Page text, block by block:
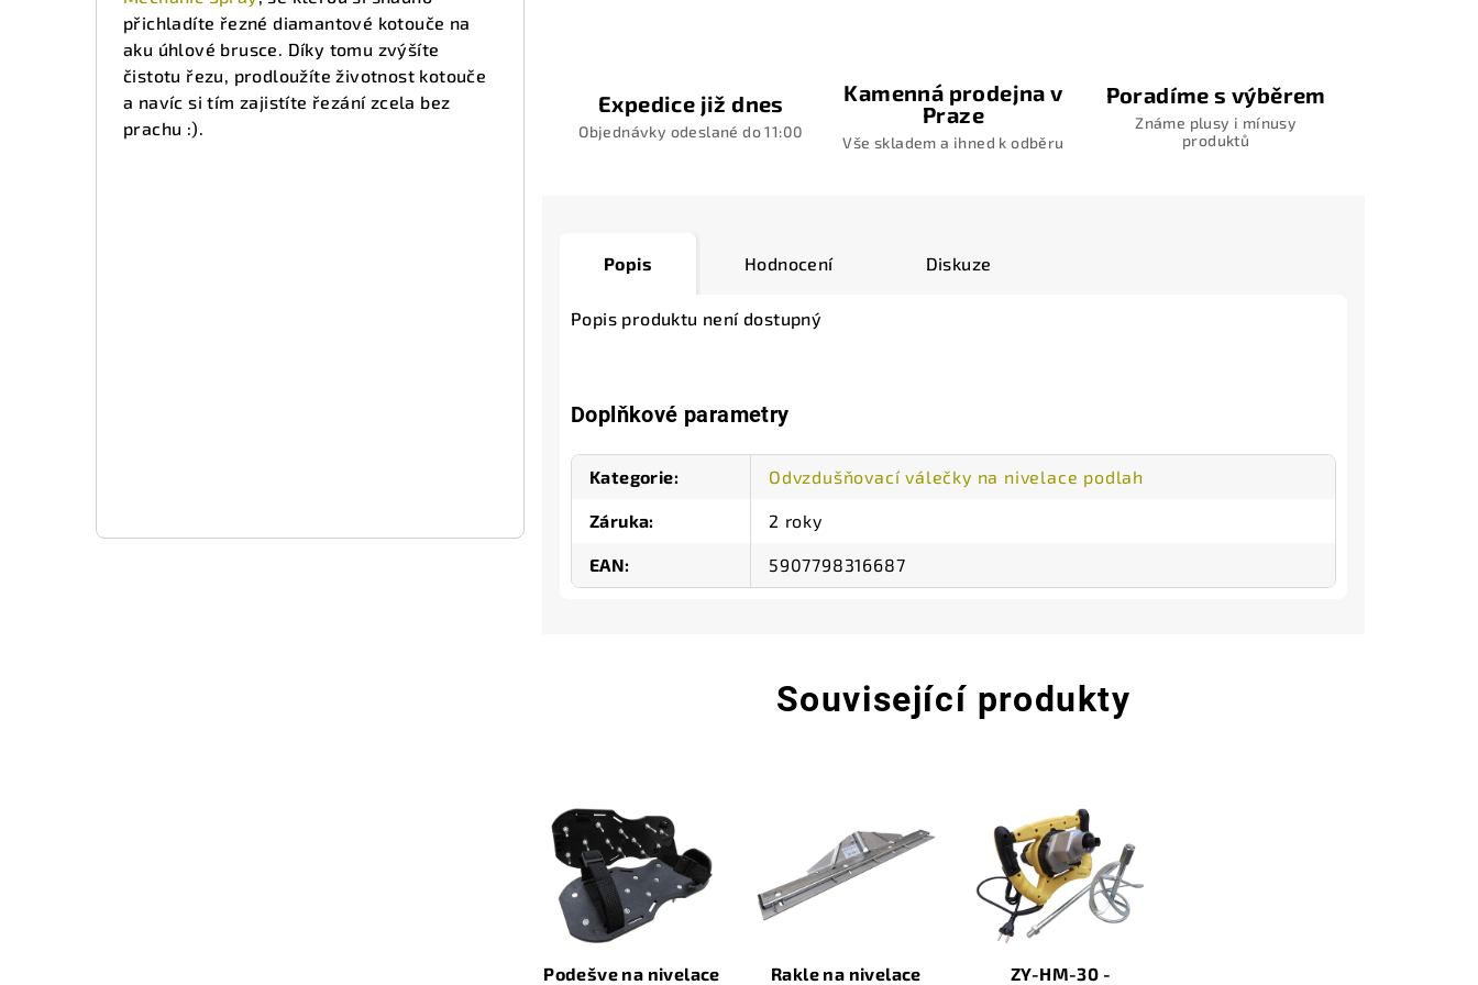
přichladíte řezné diamantové kotouče na
aku úhlové brusce. Díky tomu zvýšíte
čistotu řezu, prodloužíte životnost kotouče
a navíc si tím zajistíte řezání zcela bez
prachu :).
Expedice již dnes
Objednávky odeslané do 11:00
Kamenná prodejna v
Praze
Vše skladem a ihned k odběru
Poradíme s výběrem
Známe plusy i mínusy
produktů
Popis Hodnocení Diskuze
Popis produktu není dostupný
Doplňkové parametry
Kategorie: Odvzdušňovací válečky na nivelace podlah
Záruka: 2 roky
EAN: 5907798316687
Související produkty
Podešve na nivelace
Rakle na nivelace
ZY-HM-30 -